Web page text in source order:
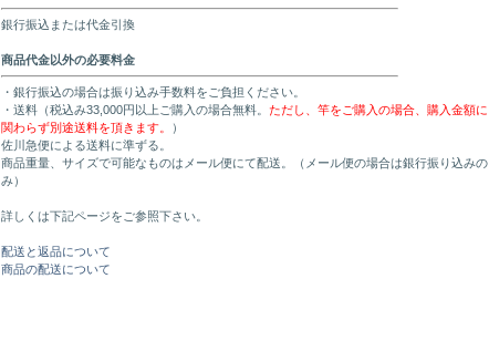
銀行振込または代金引換
商品代金以外の必要料金
・銀行振込の場合は振り込み手数料をご負担ください。
・送料（税込み33,000円以上ご購入の場合無料。 ただし、竿をご購入の場合、購入金額に
関わらず別途送料を頂きます。
）
佐川急便による送料に準ずる。
商品重量、サイズで可能なものはメール便にて配送。（メール便の場合は銀行振り込みの
み）
詳しくは下記ページをご参照下さい。
配送と返品について
商品の配送について